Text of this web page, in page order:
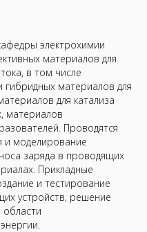
электрохимии
материалов для
в том числе
гибридных материалов для
для катализа
материалов
Проводятся
и моделирование
заряда в проводящих
Прикладные
и тестирование
устройств, решение